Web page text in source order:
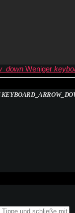
Weniger